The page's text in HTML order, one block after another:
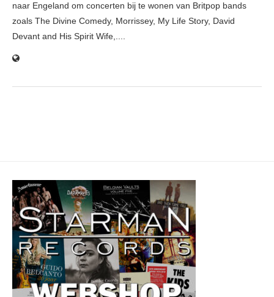
naar Engeland om concerten bij te wonen van Britpop bands
zoals The Divine Comedy, Morrissey, My Life Story, David
Devant and His Spirit Wife,....